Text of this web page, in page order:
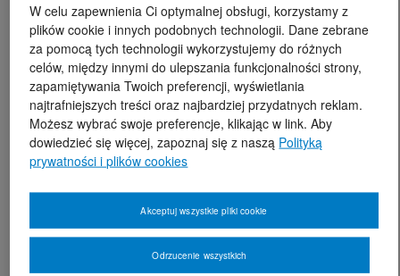
W celu zapewnienia Ci optymalnej obsługi, korzystamy z
plików cookie i innych podobnych technologii. Dane zebrane
za pomocą tych technologii wykorzystujemy do różnych
celów, między innymi do ulepszania funkcjonalności strony,
zapamiętywania Twoich preferencji, wyświetlania
najtrafniejszych treści oraz najbardziej przydatnych reklam.
Możesz wybrać swoje preferencje, klikając w link. Aby
dowiedzieć się więcej, zapoznaj się z naszą Polityką
prywatności i plików cookies
Odrzucenie wszystkich
Akceptuj wszystkie pliki cookie